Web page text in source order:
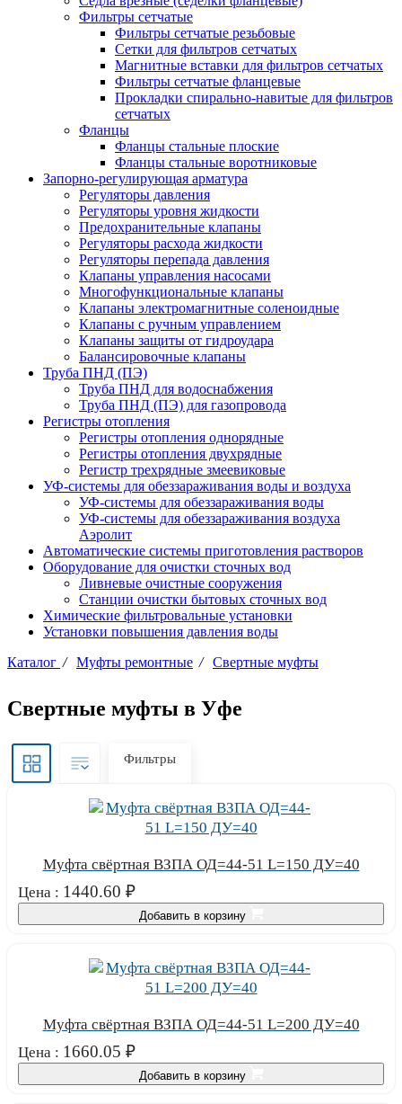
Фильтры сетчатые
Фильтры сетчатые резьбовые
Сетки для фильтров сетчатых
Магнитные вставки для фильтров сетчатых
Фильтры сетчатые фланцевые
Прокладки спирально-навитые для фильтров
сетчатых
Фланцы
Фланцы стальные плоские
Фланцы стальные воротниковые
Запорно-регулирующая арматура
Регуляторы давления
Регуляторы уровня жидкости
Предохранительные клапаны
Регуляторы расхода жидкости
Регуляторы перепада давления
Клапаны управления насосами
Многофункциональные клапаны
Клапаны электромагнитные соленоидные
Клапаны с ручным управлением
Клапаны защиты от гидроудара
Балансировочные клапаны
Труба ПНД (ПЭ)
Труба ПНД для водоснабжения
Труба ПНД (ПЭ) для газопровода
Регистры отопления
Регистры отопления однорядные
Регистры отопления двухрядные
Регистр трехрядные змеевиковые
УФ-системы для обеззараживания воды и воздуха
УФ-системы для обеззараживания воды
УФ-системы для обеззараживания воздуха
Аэролит
Автоматические системы приготовления растворов
Оборудование для очистки сточных вод
Ливневые очистные сооружения
Станции очистки бытовых сточных вод
Химические фильтровальные установки
Установки повышения давления воды
Каталог / Муфты ремонтные / Свертные муфты
Свертные муфты в Уфе
Фильтры
Муфта свёртная ВЗПА ОД=44-51 L=150 ДУ=40
Цена : 1440.60 ₽
Добавить в корзину
Муфта свёртная ВЗПА ОД=44-51 L=200 ДУ=40
Цена : 1660.05 ₽
Добавить в корзину